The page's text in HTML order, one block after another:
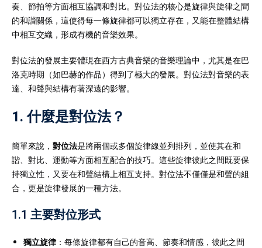
奏、節拍等方面相互協調和對比。對位法的核心是旋律與旋律之間
的和諧關係，這使得每一條旋律都可以獨立存在，又能在整體結構
中相互交織，形成有機的音樂效果。
對位法的發展主要體現在西方古典音樂的音樂理論中，尤其是在巴
洛克時期（如巴赫的作品）得到了極大的發展。對位法對音樂的表
達、和聲與結構有著深遠的影響。
1. 什麼是對位法？
簡單來說， 對位法是將兩個或多個旋律線並列排列，並使其在和
諧、對比、運動等方面相互配合的技巧。這些旋律彼此之間既要保
持獨立性，又要在和聲結構上相互支持。對位法不僅僅是和聲的組
合，更是旋律發展的一種方法。
1.1 主要對位形式
獨立旋律：每條旋律都有自己的音高、節奏和情感，彼此之間